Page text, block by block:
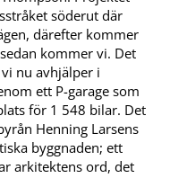
söderut där
därefter kommer
kommer vi. Det
nu avhjälper i
ett P-garage som
för 1 548 bilar. Det
Henning Larsens
byggnaden; ett
arkitektens ord, det